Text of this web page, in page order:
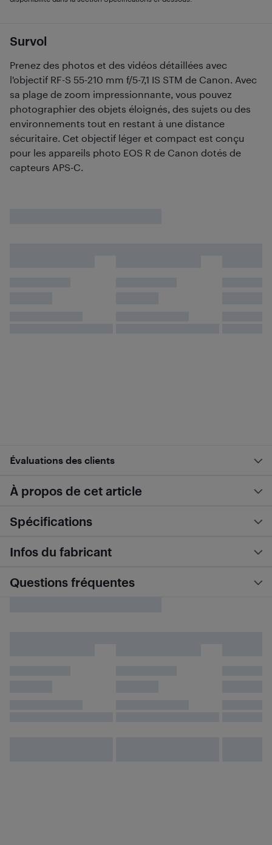
Survol
Prenez des photos et des vidéos détaillées avec
l'objectif RF-S 55-210 mm f/5-7,1 IS STM de Canon. Avec
sa plage de zoom impressionnante, vous pouvez
photographier des objets éloignés, des sujets ou des
environnements tout en restant à une distance
sécuritaire. Cet objectif léger et compact est conçu
pour les appareils photo EOS R de Canon dotés de
capteurs APS-C.
Évaluations des clients
À propos de cet article
Spécifications
Infos du fabricant
Questions fréquentes